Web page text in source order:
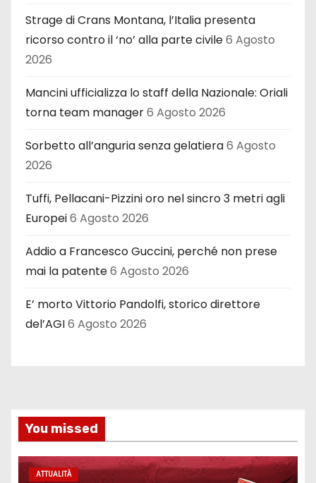
Strage di Crans Montana, l’Italia presenta
ricorso contro il ‘no’ alla parte civile6 Agosto
2026
Mancini ufficializza lo staff della Nazionale: Oriali
torna team manager6 Agosto 2026
Sorbetto all’anguria senza gelatiera6 Agosto
2026
Tuffi, Pellacani-Pizzini oro nel sincro 3 metri agli
Europei6 Agosto 2026
Addio a Francesco Guccini, perché non prese
mai la patente6 Agosto 2026
E’ morto Vittorio Pandolfi, storico direttore
del’AGI6 Agosto 2026
You missed
ATTUALITÀ